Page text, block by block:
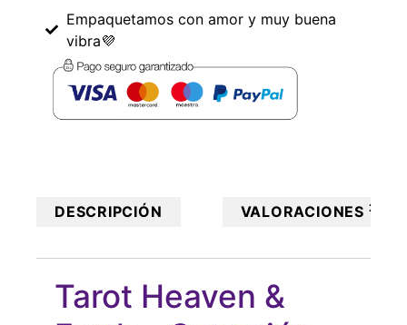
Empaquetamos con amor y muy buena
vibra💜
DESCRIPCIÓN VALORACIONES 2
Tarot Heaven &